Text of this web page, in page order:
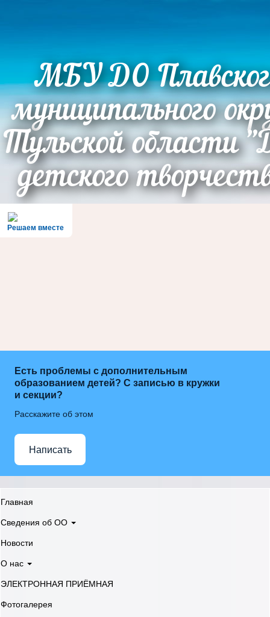
МБУ ДО
муниципального
Тульской области
детского
Решаем вместе
Есть проблемы с дополнительным
образованием детей? С записью в кружки
и секции?
Расскажите об этом
Написать
Главная
Сведения об ОО
Новости
О нас
ЭЛЕКТРОННАЯ ПРИЁМНАЯ
Фотогалерея